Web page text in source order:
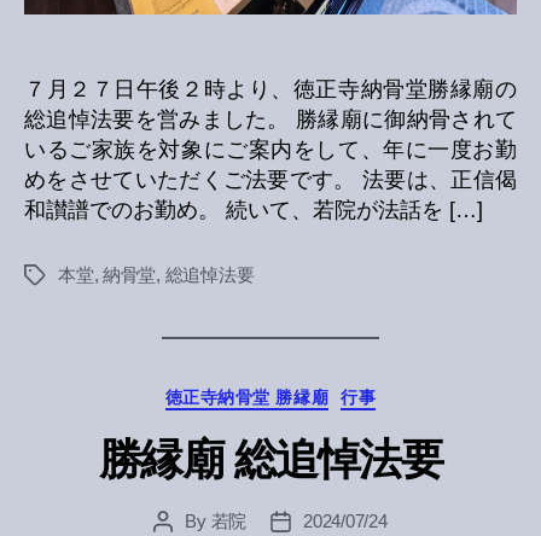
７月２７日午後２時より、徳正寺納骨堂勝縁廟の
総追悼法要を営みました。 勝縁廟に御納骨されて
いるご家族を対象にご案内をして、年に一度お勤
めをさせていただくご法要です。 法要は、正信偈
和讃譜でのお勤め。 続いて、若院が法話を […]
Tags本堂, 納骨堂, 総追悼法要
Categories
徳正寺納骨堂 勝縁廟 行事
勝縁廟 総追悼法要
PostBy 若院
Post2024/07/24